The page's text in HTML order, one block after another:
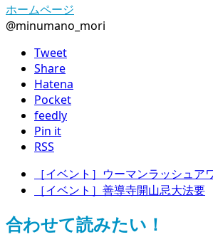
ホームページ
@minumano_mori
Tweet
Share
Hatena
Pocket
feedly
Pin it
RSS
［イベント］ウーマンラッシュ
［イベント］善導寺開山忌大法要
合わせて読みたい！